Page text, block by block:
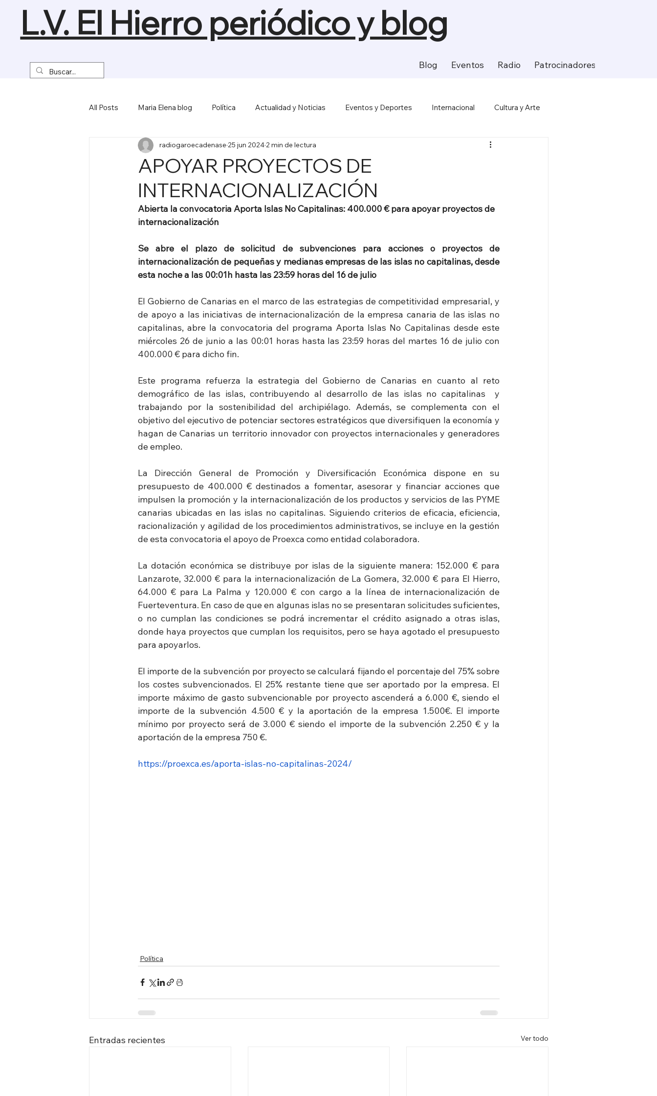
Blog Eventos Radio Patrocinadores
L.V. El Hierro periódico y blog
All Posts Maria Elena blog Política Actualidad y Noticias Eventos y Deportes Internacional Cultura y Arte
Turismo y Naturaleza Empresas y Economía Salud y Bienestar Ciencia y Tecnología
Miscelánea
APOYAR PROYECTOS DE
INTERNACIONALIZACIÓN
radiogaroecadenase 25 jun 20242 min de lectura
Abierta la convocatoria Aporta Islas No Capitalinas: 400.000 € para apoyar proyectos de
internacionalización
Se abre el plazo de solicitud de subvenciones para acciones o proyectos de
internacionalización de pequeñas y medianas empresas de las islas no capitalinas, desde
esta noche a las 00:01h hasta las 23:59 horas del 16 de julio
El Gobierno de Canarias en el marco de las estrategias de competitividad empresarial, y
de apoyo a las iniciativas de internacionalización de la empresa canaria de las islas no
capitalinas, abre la convocatoria del programa Aporta Islas No Capitalinas desde este
miércoles 26 de junio a las 00:01 horas hasta las 23:59 horas del martes 16 de julio con
400.000 € para dicho fin.
Este programa refuerza la estrategia del Gobierno de Canarias en cuanto al reto
demográfico de las islas, contribuyendo al desarrollo de las islas no capitalinas  y
trabajando por la sostenibilidad del archipiélago. Además, se complementa con el
objetivo del ejecutivo de potenciar sectores estratégicos que diversifiquen la economía y
hagan de Canarias un territorio innovador con proyectos internacionales y generadores
de empleo.
La Dirección General de Promoción y Diversificación Económica dispone en su
presupuesto de 400.000 € destinados a fomentar, asesorar y financiar acciones que
impulsen la promoción y la internacionalización de los productos y servicios de las PYME
canarias ubicadas en las islas no capitalinas. Siguiendo criterios de eficacia, eficiencia,
racionalización y agilidad de los procedimientos administrativos, se incluye en la gestión
de esta convocatoria el apoyo de Proexca como entidad colaboradora.
La dotación económica se distribuye por islas de la siguiente manera: 152.000 € para
Lanzarote, 32.000 € para la internacionalización de La Gomera, 32.000 € para El Hierro,
64.000 € para La Palma y 120.000 € con cargo a la línea de internacionalización de
Fuerteventura. En caso de que en algunas islas no se presentaran solicitudes suficientes,
o no cumplan las condiciones se podrá incrementar el crédito asignado a otras islas,
donde haya proyectos que cumplan los requisitos, pero se haya agotado el presupuesto
para apoyarlos.
El importe de la subvención por proyecto se calculará fijando el porcentaje del 75% sobre
los costes subvencionados. El 25% restante tiene que ser aportado por la empresa. El
importe máximo de gasto subvencionable por proyecto ascenderá a 6.000 €, siendo el
importe de la subvención 4.500 € y la aportación de la empresa 1.500€. El importe
mínimo por proyecto será de 3.000 € siendo el importe de la subvención 2.250 € y la
aportación de la empresa 750 €.
https://proexca.es/aporta-islas-no-capitalinas-2024/
Política
Entradas recientes Ver todo